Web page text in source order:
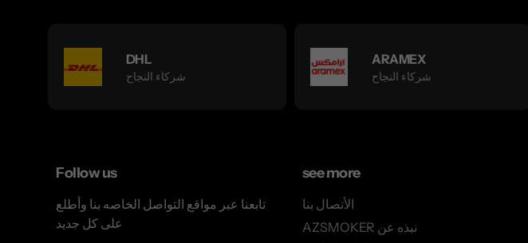
DHL
شركاء النجاح
ARAMEX
شركاء النجاح
Follow us
تابعنا عبر مواقع التواصل الخاصه بنا وأطلع
على كل جديد
see more
الأتصال بنا
AZSMOKER نبذه عن